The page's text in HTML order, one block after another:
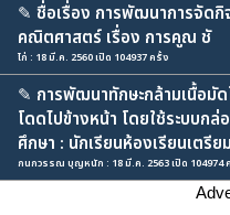
✎ ชื่อเรื่อง การพัฒนาการจัดกิ
คณิตศาสตร์ เรื่อง การคูณ ชั
ไก่ : 18 มี.ค. 2560 เปิด 104937 ครั้ง
✎ การพัฒนาทักษะกล้ามเนื้อมั
โดดไปข้างหน้า โดยใช้ระบบ
ศึกษา : นักเรียนห้องเรียนเตรี
กนกวรรณ บุญหนัก : 18 มี.ค. 2563 เปิด 104974